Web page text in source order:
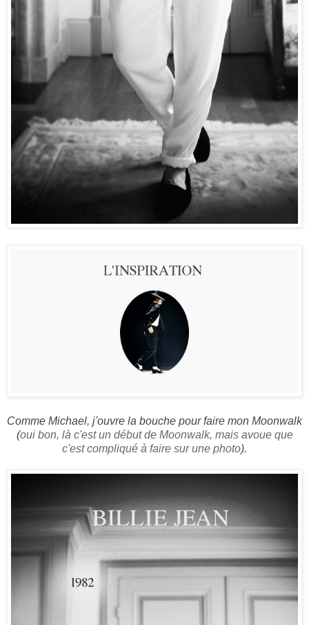
Comme Michael, j'ouvre la bouche pour faire mon Moonwalk
(oui bon, là c'est un début de Moonwalk, mais avoue que
c'est compliqué à faire sur une photo).